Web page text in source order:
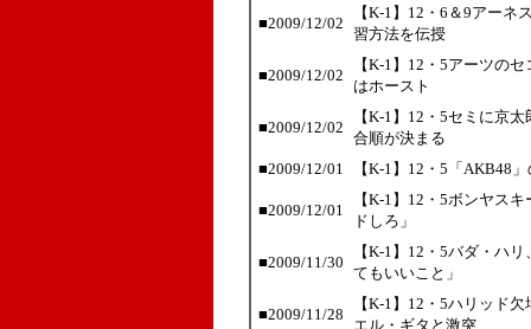
■2009/12/02
【K-1】12・6＆9アー
習方法を伝授
■2009/12/02
【K-1】12・5アーツの
はホースト
■2009/12/02
【K-1】12・5セミに京
合順が決まる
■2009/12/01
【K-1】12・5「AKB48
■2009/12/01
【K-1】12・5ボンヤス
ドしろ」
■2009/11/30
【K-1】12・5バダ・ハ
てもいいこと」
■2009/11/28
【K-1】12・5ハリッド
エル・ギタと激突